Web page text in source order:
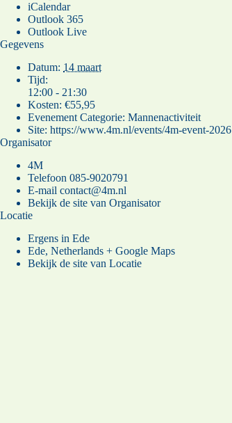
iCalendar
Outlook 365
Outlook Live
Gegevens
Datum: 14 maart
Tijd:
12:00 - 21:30
Kosten: €55,95
Evenement Categorie: Mannenactiviteit
Site: https://www.4m.nl/events/4m-event-2026
Organisator
4M
Telefoon 085-9020791
E-mail contact@4m.nl
Bekijk de site van Organisator
Locatie
Ergens in Ede
Ede, Netherlands + Google Maps
Bekijk de site van Locatie